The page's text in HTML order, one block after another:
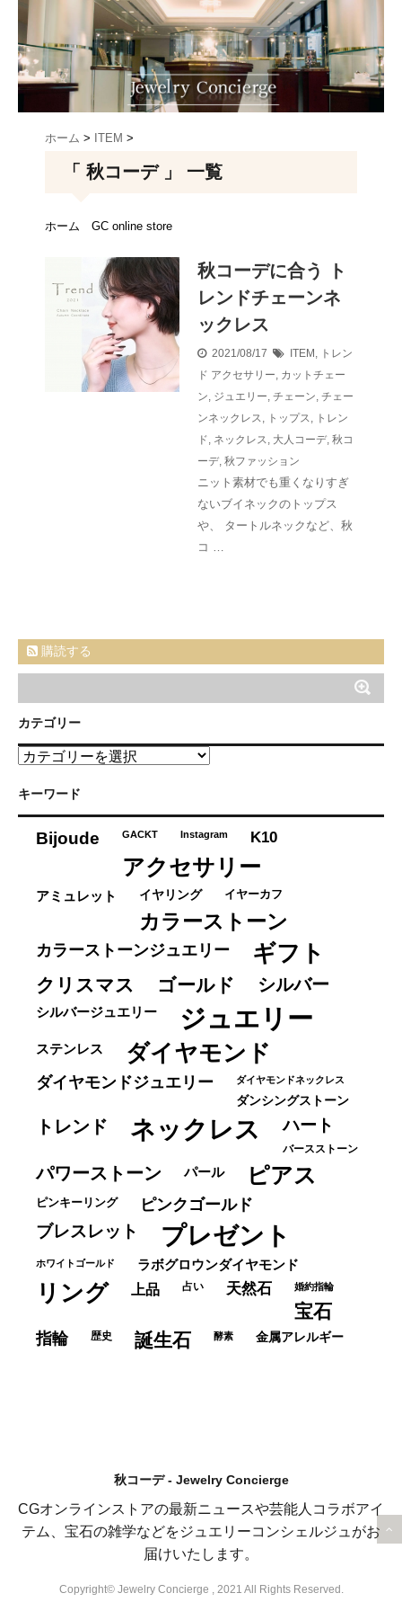
ホーム > ITEM >
「 秋コーデ 」 一覧
ホーム GC online store
秋コーデに合う ト
レンドチェーンネ
ックレス
2021/08/17 ITEM, トレン
ド アクセサリー, カットチェー
ン, ジュエリー, チェーン, チェー
ンネックレス, トップス, トレン
ド, ネックレス, 大人コーデ, 秋コ
ーデ, 秋ファッション
ニット素材でも重くなりすぎ
ないブイネックのトップス
や、 タートルネックなど、秋
コ …
購読する
カテゴリー
カ
ゴ
キーワード
Bijoude GACKT Instagram K10
アクセサリー
アミュレット イヤリング イヤーカフ
カラーストーン
カラーストーンジュエリー ギフト
クリスマス ゴールド シルバー
シルバージュエリー ジュエリー
ステンレス ダイヤモンド
ダイヤモンドジュエリー ダイヤモンドネックレス
ダンシングストーン
トレンド ネックレス ハート
バースストーン
パワーストーン パール ピアス
ピンキーリング ピンクゴールド
ブレスレット プレゼント
ホワイトゴールド ラボグロウンダイヤモンド
リング 上品 占い 天然石 婚約指輪
宝石
指輪 歴史 誕生石 酵素 金属アレルギー
秋コーデ - Jewelry Concierge
CGオンラインストアの最新ニュースや芸能人コラボアイ
テム、宝石の雑学などをジュエリーコンシェルジュがお
届けいたします。
Copyright© Jewelry Concierge , 2021 All Rights Reserved.